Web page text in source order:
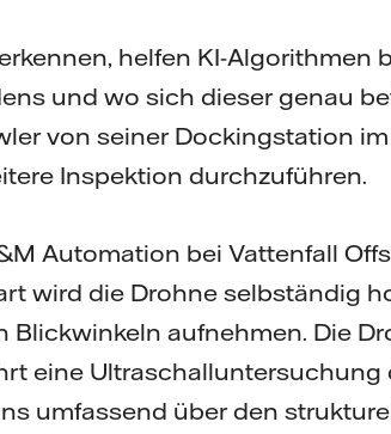
helfen KI-Algorithmen
und wo sich dieser genau
von seiner Dockingstation
Inspektion durchzuführen.
Automation bei Vattenfall
wird die Drohne selbständig
Blickwinkeln aufnehmen. Die
eine Ultraschalluntersuchung
umfassend über den